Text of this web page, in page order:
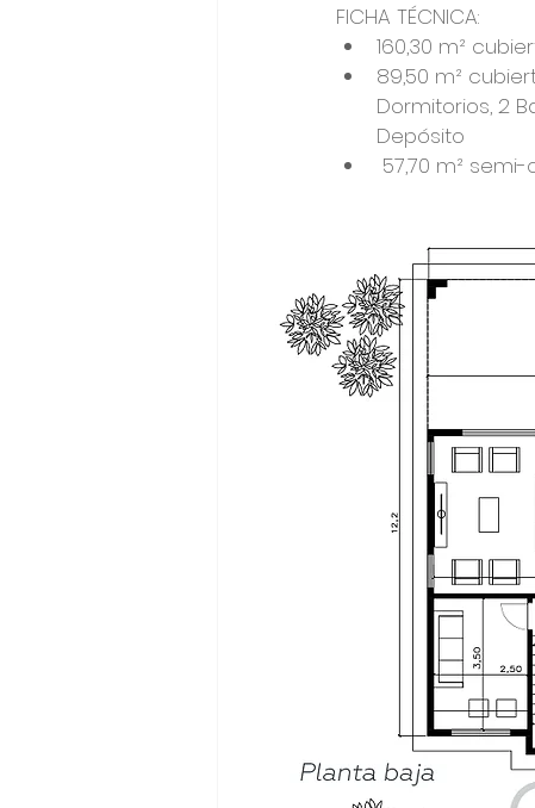
FICHA TÉCNICA:
160,30 m²
89,50 m²
Dormitorios, 2
Depósito
57,70 m²